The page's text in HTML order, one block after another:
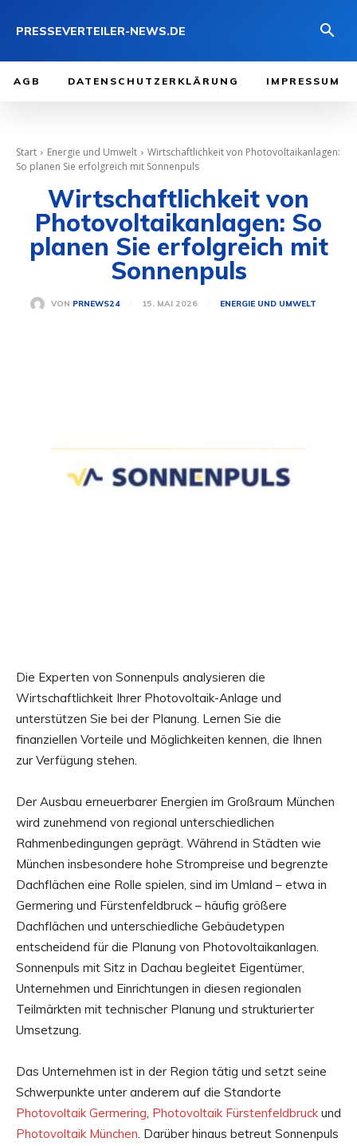
PRESSEVERTEILER-NEWS.DE
AGB DATENSCHUTZERKLÄRUNG IMPRESSUM
Start Energie und Umwelt
Wirtschaftlichkeit von Photovoltaikanlagen:
So planen Sie erfolgreich mit Sonnenpuls
Wirtschaftlichkeit von
Photovoltaikanlagen: So
planen Sie erfolgreich mit
Sonnenpuls
VON PRNEWS24 15. MAI 2026 ENERGIE UND UMWELT
Die Experten von Sonnenpuls analysieren die
Wirtschaftlichkeit Ihrer Photovoltaik-Anlage und
unterstützen Sie bei der Planung. Lernen Sie die
finanziellen Vorteile und Möglichkeiten kennen, die Ihnen
zur Verfügung stehen.
Der Ausbau erneuerbarer Energien im Großraum München
wird zunehmend von regional unterschiedlichen
Rahmenbedingungen geprägt. Während in Städten wie
München insbesondere hohe Strompreise und begrenzte
Dachflächen eine Rolle spielen, sind im Umland – etwa in
Germering und Fürstenfeldbruck – häufig größere
Dachflächen und unterschiedliche Gebäudetypen
entscheidend für die Planung von Photovoltaikanlagen.
Sonnenpuls mit Sitz in Dachau begleitet Eigentümer,
Unternehmen und Einrichtungen in diesen regionalen
Teilmärkten mit technischer Planung und strukturierter
Umsetzung.
Das Unternehmen ist in der Region tätig und setzt seine
Schwerpunkte unter anderem auf die Standorte
Photovoltaik Germering, Photovoltaik Fürstenfeldbruckund
Photovoltaik München. Darüber hinaus betreut Sonnenpuls